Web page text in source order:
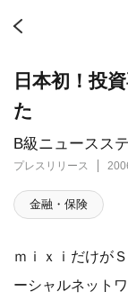
B級ニュースス
プレスリリース
日本初！投
た
金融・保険
ｍｉｘｉだけが
ーシャルネット